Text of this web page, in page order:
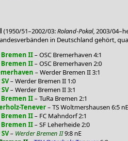
(1950/51–2002/03:Roland-Pokal, 2003/
in Deutschland gehört,
II– OSC Bremerhaven 4:1
II– OSC Bremerhaven 2:0
– Werder Bremen II 3:1
– Werder Bremen II 1:0
– Werder Bremen II 3:1
II– TuRa Bremen 2:1
Tenever– TS Woltmershausen 6:5 nE
II– FC Mahndorf 2:1
II– SF Leherheide 2:0
– Werder Bremen II9:8 nE